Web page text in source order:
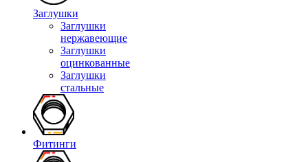
Заглушки
Заглушки
нержавеющие
Заглушки
оцинкованные
Заглушки
стальные
Фитинги